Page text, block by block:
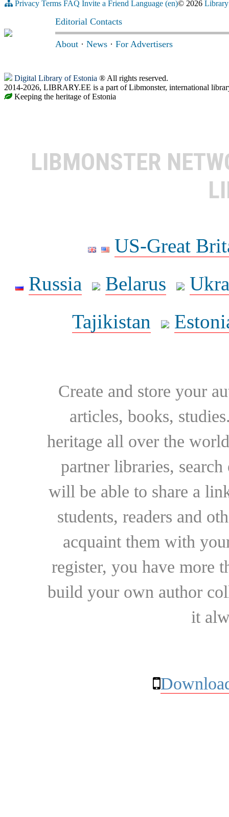
Privacy Terms FAQ Invite a Friend Language (en)© 2026
Editorial Contacts
About · News · For Advertisers
Digital Library of Estonia ® All rights reserved.
2014-2026, LIBRARY.EE is a part of Libmonster, international
Keeping the heritage of Estonia
LIBMONSTER
US-Great
Russia
Belarus
Tajikistan
Create and store your
articles, books,
heritage all over the
partner libraries,
will be able to share a
students, readers and
acquaint them with
register, you have more
build your own author
it